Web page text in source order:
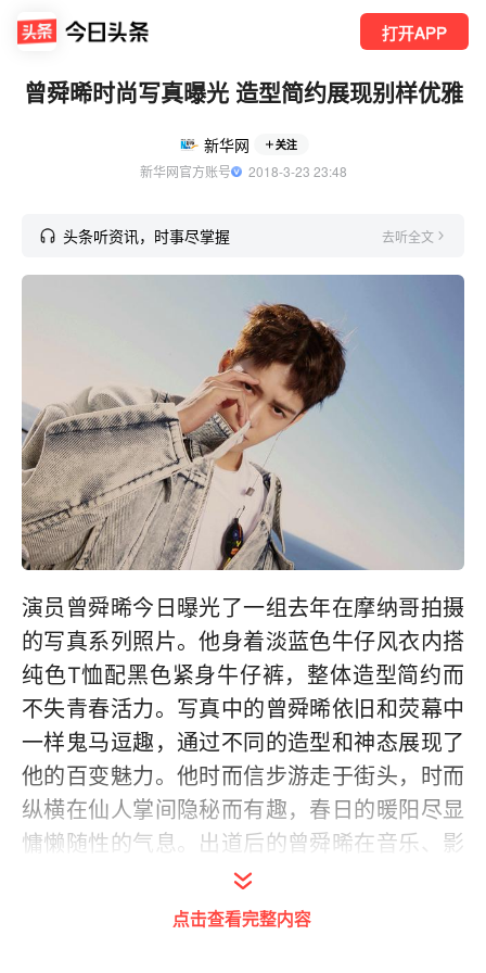
打开APP
曾舜晞时尚写真曝光 造型简约展现别样优雅
新华网 关注
新华网官方账号
  2018-3-23 23:48
头条听资讯，时事尽掌握 去听全文
演员曾舜晞今日曝光了一组去年在摩纳哥拍摄
的写真系列照片。他身着淡蓝色牛仔风衣内搭
纯色T恤配黑色紧身牛仔裤，整体造型简约而
不失青春活力。写真中的曾舜晞依旧和荧幕中
一样鬼马逗趣，通过不同的造型和神态展现了
他的百变魅力。他时而信步游走于街头，时而
纵横在仙人掌间隐秘而有趣，春日的暖阳尽显
慵懒随性的气息。出道后的曾舜晞在音乐、影
视、综艺、时尚等多领域发展并不断突破自
己，在探索中成长。愿他一路前行不忘初心，
点击查看完整内容